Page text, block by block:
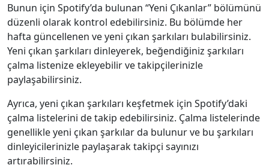
Bunun için Spotify’da bulunan “Yeni Çıkanlar” bölümünü
düzenli olarak kontrol edebilirsiniz. Bu bölümde her
hafta güncellenen ve yeni çıkan şarkıları bulabilirsiniz.
Yeni çıkan şarkıları dinleyerek, beğendiğiniz şarkıları
çalma listenize ekleyebilir ve takipçilerinizle
paylaşabilirsiniz.
Ayrıca, yeni çıkan şarkıları keşfetmek için Spotify’daki
çalma listelerini de takip edebilirsiniz. Çalma listelerinde
genellikle yeni çıkan şarkılar da bulunur ve bu şarkıları
dinleyicilerinizle paylaşarak takipçi sayınızı
artırabilirsiniz.